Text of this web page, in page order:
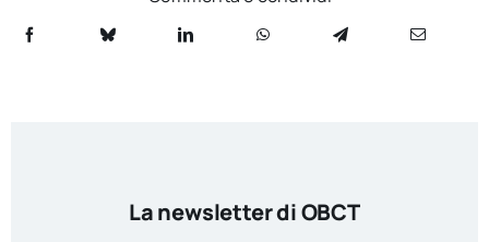
La newsletter di OBCT